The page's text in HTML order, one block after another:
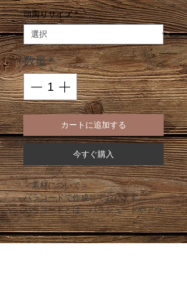
頭周りサイズ *
数量*
カートに追加する
今すぐ購入
＜素材について＞
パラコードで作成しております。
パラコードとは、パラシュートやアウ
トドアで使用される耐久性が強く軽く
て乾きやすいロープです。
【ご注文方法】